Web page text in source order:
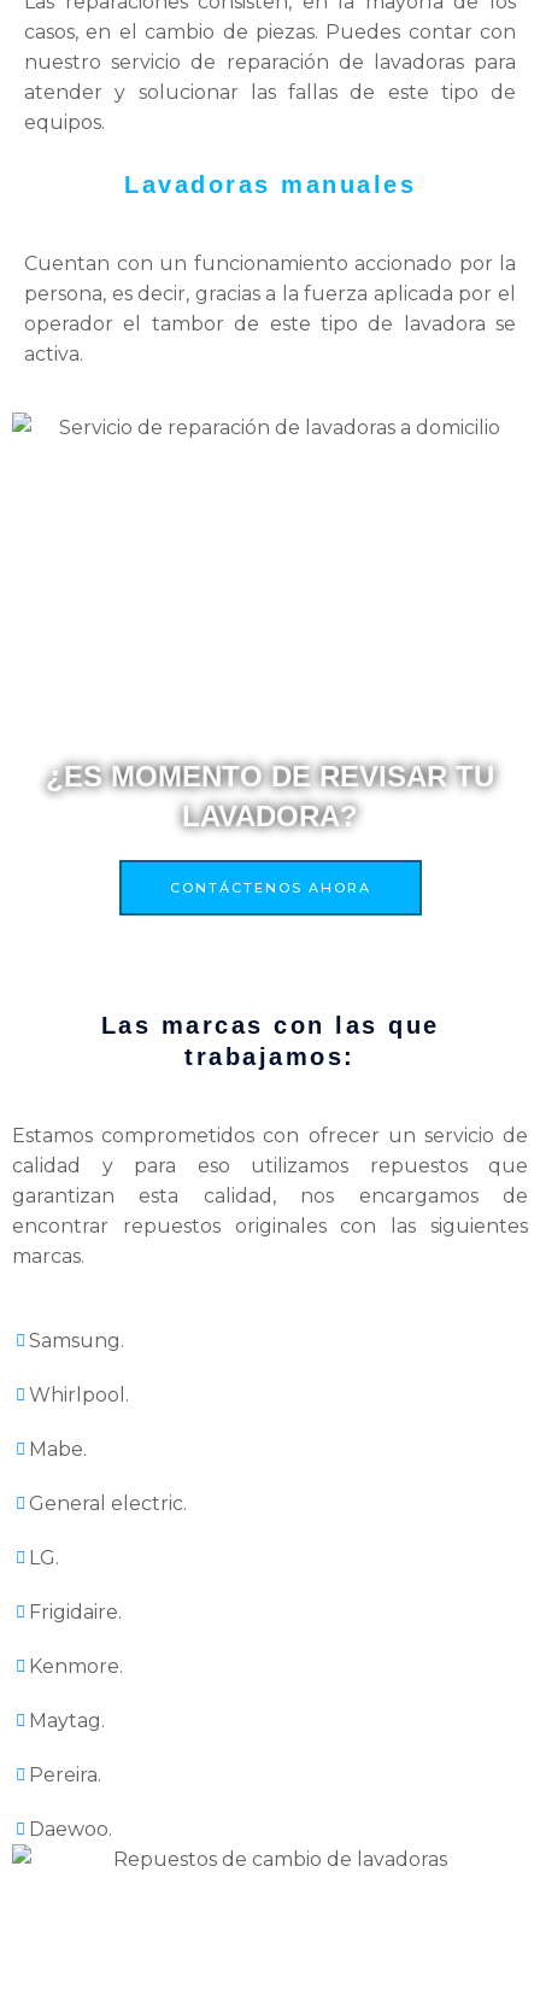
casos, en el cambio de piezas. Puedes contar con
nuestro servicio de reparación de lavadoras para
atender y solucionar las fallas de este tipo de
equipos.
Lavadoras manuales
Cuentan con un funcionamiento accionado por la
persona, es decir, gracias a la fuerza aplicada por el
operador el tambor de este tipo de lavadora se
activa.
¿ES MOMENTO DE REVISAR TU
LAVADORA?
CONTÁCTENOS AHORA
Las marcas con las que
trabajamos:
Estamos comprometidos con ofrecer un servicio de
calidad y para eso utilizamos repuestos que
garantizan esta calidad, nos encargamos de
encontrar repuestos originales con las siguientes
marcas.
Samsung.
Whirlpool.
Mabe.
General electric.
LG.
Frigidaire.
Kenmore.
Maytag.
Pereira.
Daewoo.